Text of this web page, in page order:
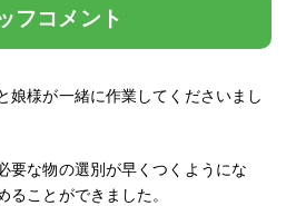
フコメント
娘様が一緒に作業してくださいまし
要な物の選別が早くつくようにな
ことができました。